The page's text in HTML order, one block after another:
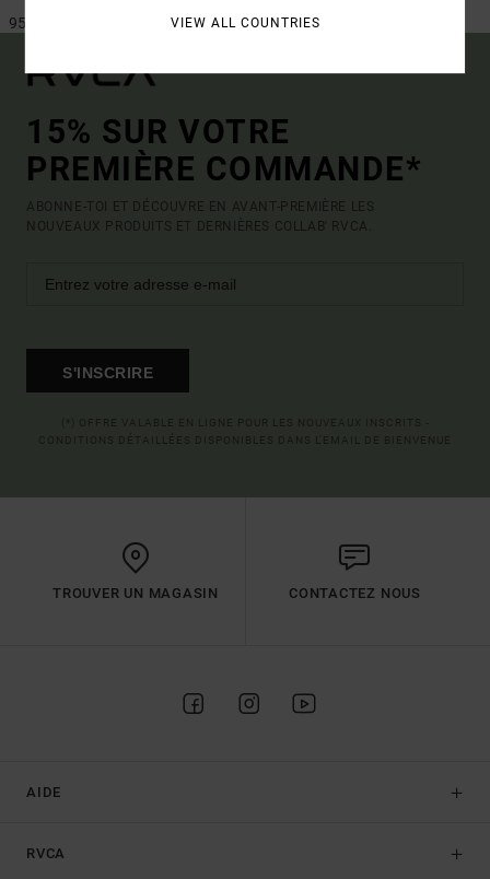
95,00 € 95,00 €
15% SUR VOTRE
PREMIÈRE COMMANDE*
ABONNE-TOI ET DÉCOUVRE EN AVANT-PREMIÈRE LES
NOUVEAUX PRODUITS ET DERNIÈRES COLLAB' RVCA.
S'INSCRIRE
TROUVER UN MAGASIN CONTACTEZ NOUS
AIDE
RVCA
VIEW ALL COUNTRIES